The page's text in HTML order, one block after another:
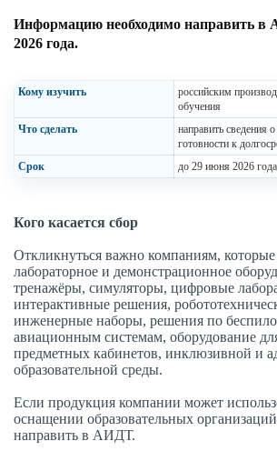
Информацию необходимо направить
2026 года.
Кому изучить
российским
обучения
Что сделать
направить
готовности к
Срок
до 29 июня 2026 года
Кого касается сбор
Откликнуться важно компаниям, которые
лабораторное и демонстрационное
тренажёры, симуляторы, цифровые
интерактивные решения,
инженерные наборы, решения по
авиационным системам, оборудование
предметных кабинетов, инклюзивной и
образовательной среды.
Если продукция компании может
оснащении образовательных
направить в АИДТ.